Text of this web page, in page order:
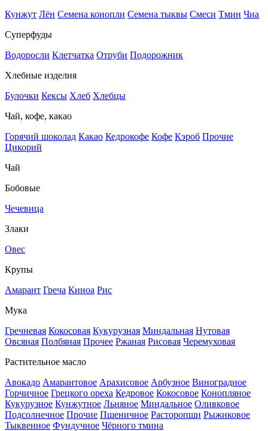
Кунжут Лён Семена конопли Семена тыквы Смеси Тмин Чиа
Суперфуды
Водоросли Клетчатка Отруби Подорожник
Хлебные изделия
Булочки Кексы Хлеб Хлебцы
Чай, кофе, какао
Горячий шоколад Какао Кедрокофе Кофе Кэроб Прочие
Цикорий
Чай
Бобовые
Чечевица
Злаки
Овес
Крупы
Амарант Греча Киноа Рис
Мука
Гречневая Кокосовая Кукурузная Миндальная Нутовая
Овсяная Полбяная Прочее Ржаная Рисовая Черемуховая
Растительное масло
Авокадо Амарантовое Арахисовое Арбузное Виноградное
Горчичное Грецкого ореха Кедровое Кокосовое Конопляное
Кукурузное Кунжутное Льняное Миндальное Оливковое
Подсолнечное Прочие Пшеничное Расторопши Рыжиковое
Тыквенное Фундучное Чёрного тмина